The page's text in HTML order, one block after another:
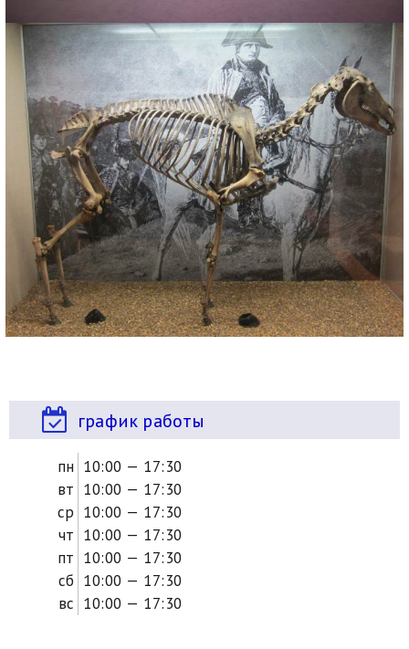
график работы
пн
вт
ср
чт
пт
сб
вс
10:00 — 17:30
10:00 — 17:30
10:00 — 17:30
10:00 — 17:30
10:00 — 17:30
10:00 — 17:30
10:00 — 17:30